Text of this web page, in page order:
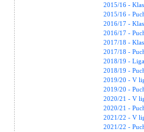
2015/16 -
2015/16 -
2016/17 -
2016/17 -
2017/18 -
2017/18 -
2018/19 -
2018/19 -
2019/20 - V
2019/20 -
2020/21 - V
2020/21 -
2021/22 - V
2021/22 -